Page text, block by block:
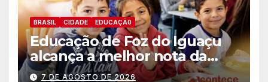
BRASIL CIDADE EDUCAÇÃ0
Educação de Foz do Iguaçu
alcança a melhor nota da
história no IDEB
7 DE AGOSTO DE 2026